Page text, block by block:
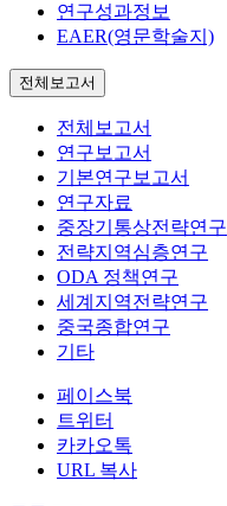
연구성과정보
EAER(영문학술지)
전체보고서
전체보고서
연구보고서
기본연구보고서
연구자료
중장기통상전략연구
전략지역심층연구
ODA 정책연구
세계지역전략연구
중국종합연구
기타
페이스북
트위터
카카오톡
URL 복사